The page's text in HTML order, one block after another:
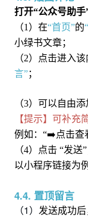
打开“公众号助手
（1）在“首页”的
小绿书文章；
（2）点击进入该
言”；
（3）可以自由
【提示】 可补充
例如： “➡️点击查
（4）点击 “发送”
以小程序链接为
4.4. 置顶留言
（1）
发送成功后